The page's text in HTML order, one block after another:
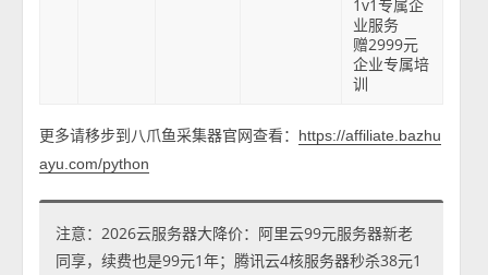
1v1专属企
业服务
赠2999元
企业专属培
训
更多请移步到八爪鱼采集器官网查看：
https://affiliate.bazhu
ayu.com/python
注意：2026云服务器大降价：阿里云99元服务器新老
同享，续费也是99元1年；腾讯云4核服务器秒杀38元1